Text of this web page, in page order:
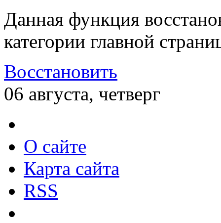
Данная функция
категории главной
Восстановить
06 августа, четверг
О сайте
Карта сайта
RSS